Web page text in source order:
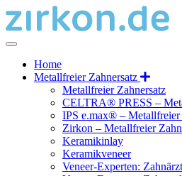
Home
Metallfreier Zahnersatz
Metallfreier Zahnersatz
CELTRA® PRESS –
IPS e.max® – Metallfreier
Zirkon – Metallfreier
Keramikinlay
Keramikveneer
Veneer-Experten: